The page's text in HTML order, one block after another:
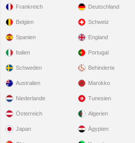
Frankreich
Belgien
Spanien
Italien
Schweden
Deutschland
Schweiz
England
Portugal
Behinderte
Australien
Niederlande
Österreich
Japan
Marokko
Tunesien
Algerien
Ägypten